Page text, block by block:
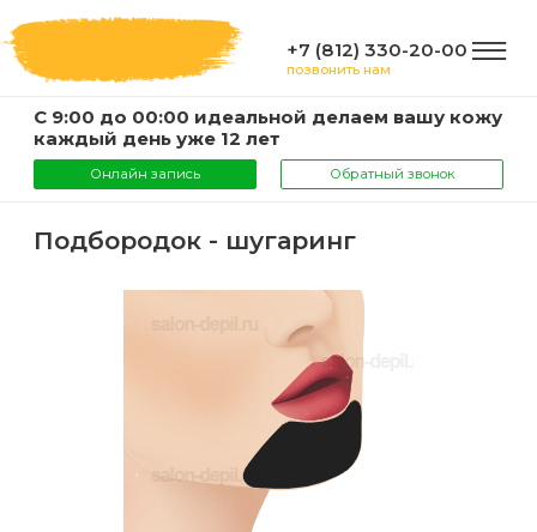
+7 (812) 330-20-00
позвонить нам
С 9:00 до 00:00 идеальной делаем вашу кожу
каждый день уже 12 лет
Онлайн запись Обратный звонок
ГЛАВНАЯ
Подбородок - шугаринг